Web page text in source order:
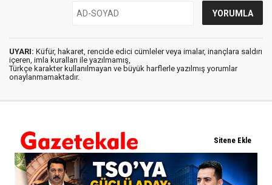
UYARI: Küfür, hakaret, rencide edici cümleler veya imalar, inançlara saldırı
içeren, imla kuralları ile yazılmamış,
Türkçe karakter kullanılmayan ve büyük harflerle yazılmış yorumlar
onaylanmamaktadır.